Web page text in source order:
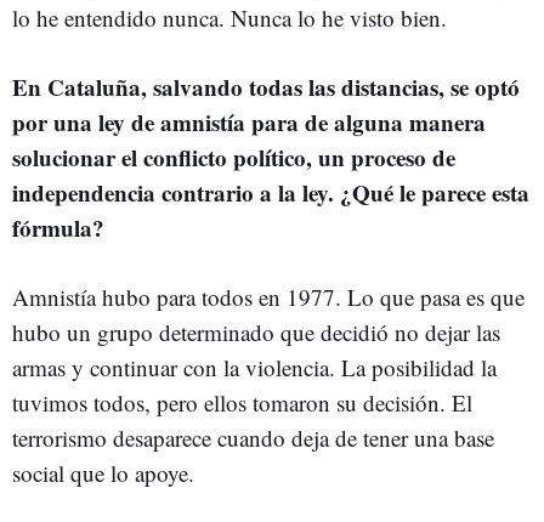
lo he entendido nunca. Nunca lo he visto bien.
En Cataluña, salvando todas las distancias, se optó
por una ley de amnistía para de alguna manera
solucionar el conflicto político, un proceso de
independencia contrario a la ley. ¿Qué le parece esta
fórmula?
Amnistía hubo para todos en 1977. Lo que pasa es que
hubo un grupo determinado que decidió no dejar las
armas y continuar con la violencia. La posibilidad la
tuvimos todos, pero ellos tomaron su decisión. El
terrorismo desaparece cuando deja de tener una base
social que lo apoye.